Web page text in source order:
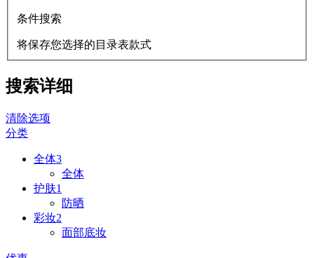
条件搜索
将保存您选择的目录表款式
搜索详细
清除选项
分类
全体3
全体
护肤1
防晒
彩妆2
面部底妆